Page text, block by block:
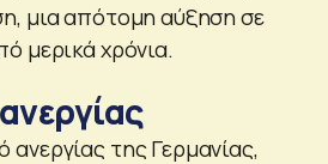
μια απότομη αύξηση σε
μερικά χρόνια.
της Γερμανίας,